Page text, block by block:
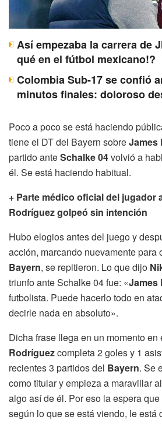
Así empezaba la carrera de
qué en el fútbol mexicano!?
Colombia Sub-17 se confió
minutos finales: doloroso
Poco a poco se está haciendo
tiene el DT del Bayern sobreJames
partido anteSchalke 04volvió a
él. Se está haciendo habitual.
+ Parte médico oficial del jugador
Rodríguez golpeó sin intención
Hubo elogios antes del juego y
acción, marcando nuevamente para
Bayern, se repitieron. Lo que dijo
triunfo ante Schalke 04 fue: «James
futbolista. Puede hacerlo todo en
decirle nada en absoluto».
Dicha frase llega en un momento en
Rodríguezcompleta 2 goles y 1
recientes 3 partidos del Bayern. Se
como titular y empieza a maravillar
algo así de él. Por eso la espera
según lo que se está viendo, le está